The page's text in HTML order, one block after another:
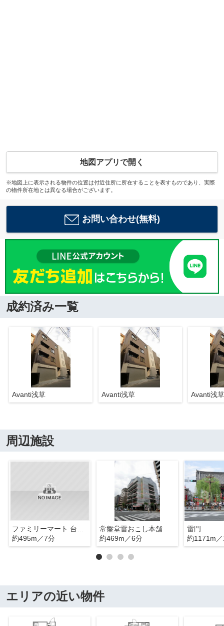
地図アプリで開く
※地図上に表示される物件の位置は付近住所に所在することを表すものであり、実際
の物件所在地とは異なる場合がございます。
お問い合わせ(無料)
成約済み一覧
Avanti浅草 Avanti浅草 Avanti浅
周辺施設
約495m／7分
常盤堂雷おこし本舗
約469m／6分
雷門
約1171m
エリアの近い物件